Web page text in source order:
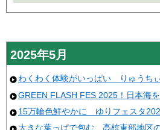
2025年5月
わくわく体験がいっぱい りゅうち
GREEN FLASH FES 2025！日本海
15万輪色鮮やかに ゆりフェスタ
大きな葉っぱで包む 高椋東部地区